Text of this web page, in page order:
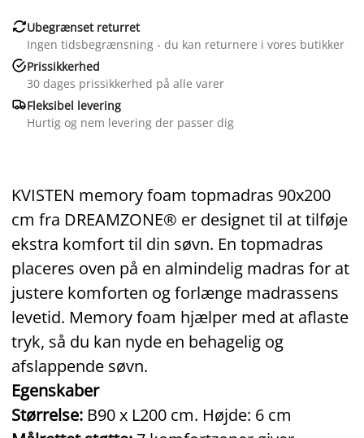
Ubegrænset returret
Ingen tidsbegrænsning - du kan returnere i vores butikker
Prissikkerhed
30 dages prissikkerhed på alle varer
Fleksibel levering
Hurtig og nem levering der passer dig
KVISTEN memory foam topmadras 90x200
cm fra DREAMZONE® er designet til at tilføje
ekstra komfort til din søvn. En topmadras
placeres oven på en almindelig madras for at
justere komforten og forlænge madrassens
levetid. Memory foam hjælper med at aflaste
tryk, så du kan nyde en behagelig og
afslappende søvn.
Egenskaber
Størrelse: B90 x L200 cm. Højde: 6 cm